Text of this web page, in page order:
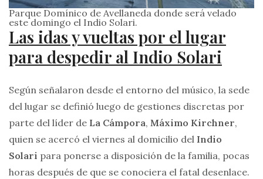
Parque Domínico de Avellaneda donde será velado
este domingo el Indio Solari.
Las idas y vueltas por el lugar
para despedir al Indio Solari
Según señalaron desde el entorno del músico, la sede
del lugar se definió luego de gestiones discretas por
parte del líder de La Cámpora, Máximo Kirchner,
quien se acercó el viernes al domicilio del Indio
Solari para ponerse a disposición de la familia, pocas
horas después de que se conociera el fatal desenlace.